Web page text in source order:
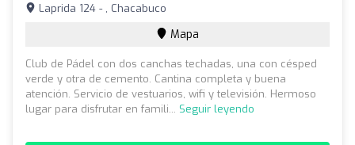
Laprida 124 - , Chacabuco
Mapa
Club de Pádel con dos canchas techadas, una con césped
verde y otra de cemento. Cantina completa y buena
atención. Servicio de vestuarios, wifi y televisión. Hermoso
lugar para disfrutar en famili... Seguir leyendo